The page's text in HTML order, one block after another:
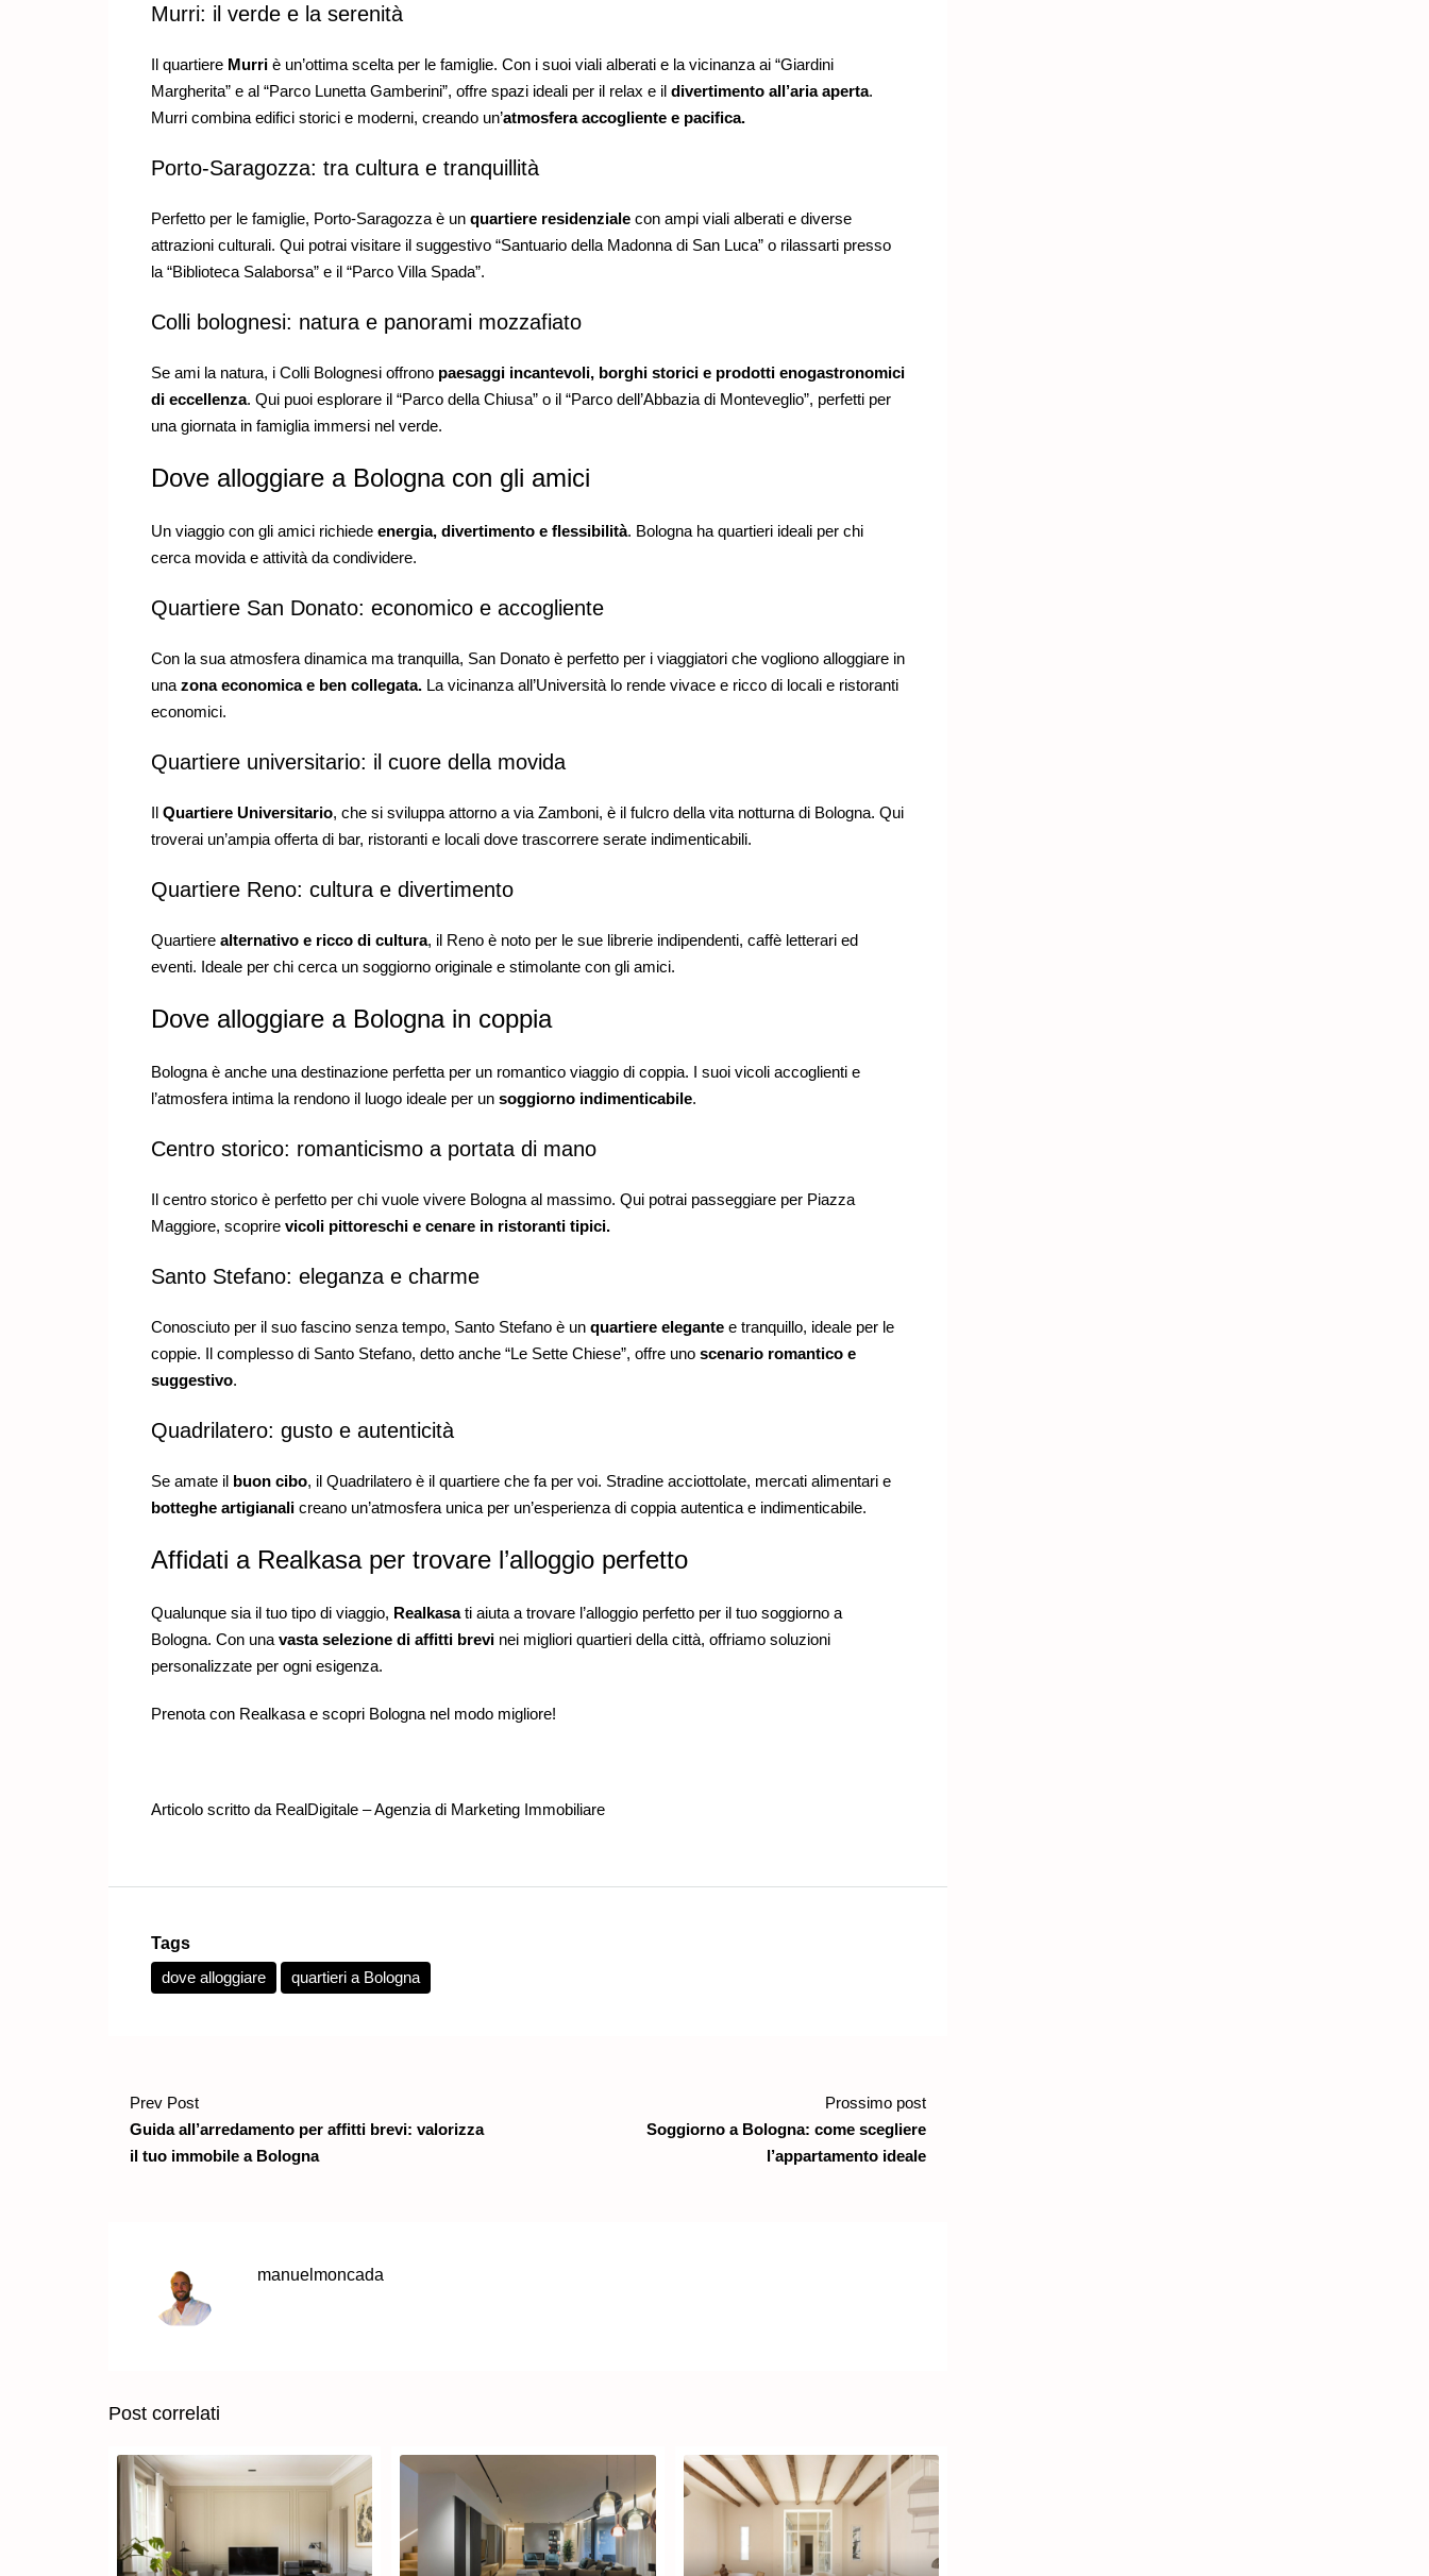
Murri: il verde e la serenità
Il quartiere Murri è un’ottima scelta per le famiglie. Con i suoi viali alberati e la vicinanza ai “Giardini
Margherita” e al “Parco Lunetta Gamberini”, offre spazi ideali per il relax e il divertimento all’aria aperta.
Murri combina edifici storici e moderni, creando un’atmosfera accogliente e pacifica.
Porto-Saragozza: tra cultura e tranquillità
Perfetto per le famiglie, Porto-Saragozza è un quartiere residenziale con ampi viali alberati e diverse
attrazioni culturali. Qui potrai visitare il suggestivo “Santuario della Madonna di San Luca” o rilassarti presso
la “Biblioteca Salaborsa” e il “Parco Villa Spada”.
Colli bolognesi: natura e panorami mozzafiato
Se ami la natura, i Colli Bolognesi offrono paesaggi incantevoli, borghi storici e prodotti enogastronomici
di eccellenza. Qui puoi esplorare il “Parco della Chiusa” o il “Parco dell’Abbazia di Monteveglio”, perfetti per
una giornata in famiglia immersi nel verde.
Dove alloggiare a Bologna con gli amici
Un viaggio con gli amici richiede energia, divertimento e flessibilità. Bologna ha quartieri ideali per chi
cerca movida e attività da condividere.
Quartiere San Donato: economico e accogliente
Con la sua atmosfera dinamica ma tranquilla, San Donato è perfetto per i viaggiatori che vogliono alloggiare in
una zona economica e ben collegata. La vicinanza all’Università lo rende vivace e ricco di locali e ristoranti
economici.
Quartiere universitario: il cuore della movida
Il Quartiere Universitario, che si sviluppa attorno a via Zamboni, è il fulcro della vita notturna di Bologna. Qui
troverai un’ampia offerta di bar, ristoranti e locali dove trascorrere serate indimenticabili.
Quartiere Reno: cultura e divertimento
Quartiere alternativo e ricco di cultura, il Reno è noto per le sue librerie indipendenti, caffè letterari ed
eventi. Ideale per chi cerca un soggiorno originale e stimolante con gli amici.
Dove alloggiare a Bologna in coppia
Bologna è anche una destinazione perfetta per un romantico viaggio di coppia. I suoi vicoli accoglienti e
l’atmosfera intima la rendono il luogo ideale per un soggiorno indimenticabile.
Centro storico: romanticismo a portata di mano
Il centro storico è perfetto per chi vuole vivere Bologna al massimo. Qui potrai passeggiare per Piazza
Maggiore, scoprire vicoli pittoreschi e cenare in ristoranti tipici.
Santo Stefano: eleganza e charme
Conosciuto per il suo fascino senza tempo, Santo Stefano è un quartiere elegante e tranquillo, ideale per le
coppie. Il complesso di Santo Stefano, detto anche “Le Sette Chiese”, offre uno scenario romantico e
suggestivo.
Quadrilatero: gusto e autenticità
Se amate il buon cibo, il Quadrilatero è il quartiere che fa per voi. Stradine acciottolate, mercati alimentari e
botteghe artigianali creano un’atmosfera unica per un’esperienza di coppia autentica e indimenticabile.
Affidati a Realkasa per trovare l’alloggio perfetto
Qualunque sia il tuo tipo di viaggio, Realkasati aiuta a trovare l’alloggio perfetto per il tuo soggiorno a
Bologna. Con una vasta selezione di affitti brevi nei migliori quartieri della città, offriamo soluzioni
personalizzate per ogni esigenza.
Prenota con Realkasa e scopri Bologna nel modo migliore!
Articolo scritto da RealDigitale – Agenzia di Marketing Immobiliare
Tags
dove alloggiare
quartieri a Bologna
Prev Post
Guida all’arredamento per affitti brevi: valorizza
il tuo immobile a Bologna
Prossimo post
Soggiorno a Bologna: come scegliere
l’appartamento ideale
manuelmoncada
Post correlati